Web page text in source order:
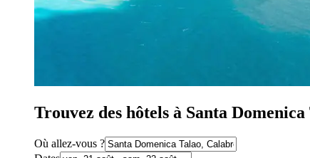
Trouvez des hôtels à Santa
Où allez-vous ?